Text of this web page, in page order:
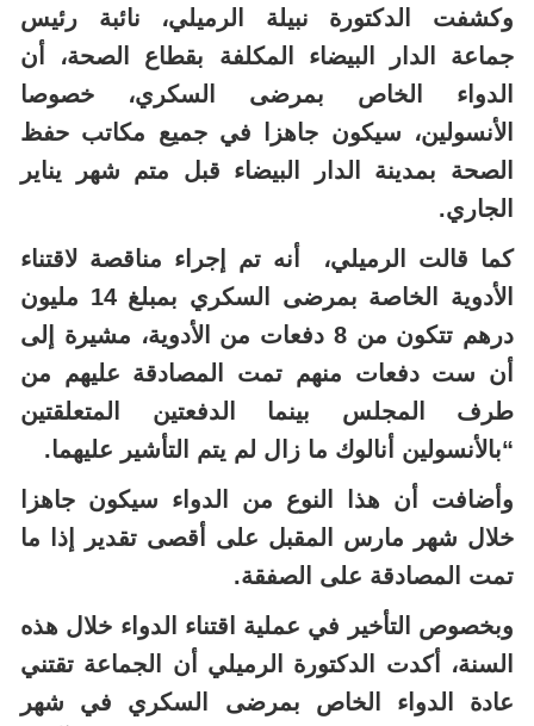
وكشفت الدكتورة نبيلة الرميلي، نائبة رئيس
جماعة الدار البيضاء المكلفة بقطاع الصحة، أن
الدواء الخاص بمرضى السكري، خصوصا
الأنسولين، سيكون جاهزا في جميع مكاتب حفظ
الصحة بمدينة الدار البيضاء قبل متم شهر يناير
الجاري.
كما قالت الرميلي، أنه تم إجراء مناقصة لاقتناء
الأدوية الخاصة بمرضى السكري بمبلغ 14 مليون
درهم تتكون من 8 دفعات من الأدوية، مشيرة إلى
أن ست دفعات منهم تمت المصادقة عليهم من
طرف المجلس بينما الدفعتين المتعلقتين
“بالأنسولين أنالوك ما زال لم يتم التأشير عليهما.
وأضافت أن هذا النوع من الدواء سيكون جاهزا
خلال شهر مارس المقبل على أقصى تقدير إذا ما
تمت المصادقة على الصفقة.
وبخصوص التأخير في عملية اقتناء الدواء خلال هذه
السنة، أكدت الدكتورة الرميلي أن الجماعة تقتني
عادة الدواء الخاص بمرضى السكري في شهر